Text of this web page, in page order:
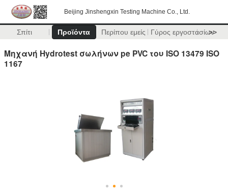
Beijing Jinshengxin Testing Machine Co., Ltd.
Σπίτι Προϊόντα Περίπου εμείς Γύρος εργοστασίων
>>
Μηχανή Hydrotest σωλήνων pe PVC του ISO 13479 ISO
1167